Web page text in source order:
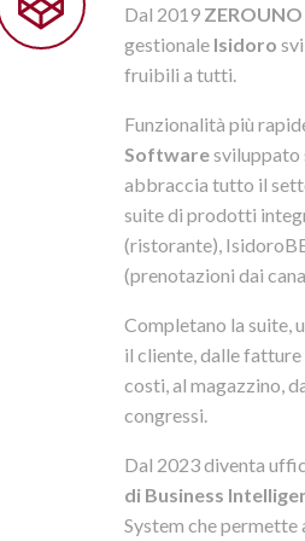
Dal 2019
gestionale Isidoro
fruibili a tutti.
Funzionalità più
Softwaresviluppato
abbraccia tutto il
suite di prodotti
(ristorante),
(prenotazioni dai
Completano la suite,
il cliente, dalle fatture
costi, al magazzino,
congressi.
Dal 2023 diventa
di Business
System che